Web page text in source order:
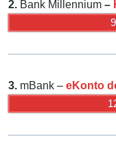
2. Bank Millennium –
3. mBank –eKonto